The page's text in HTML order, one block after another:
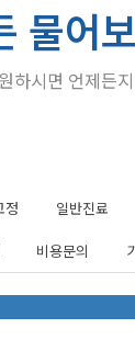
물어
하시면 언제든
정 일반진료
비용문의